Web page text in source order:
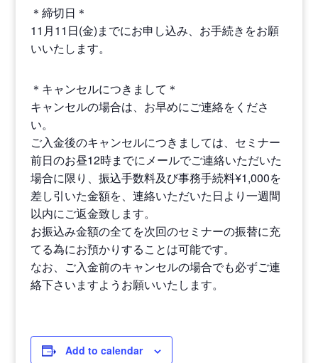
＊締切日＊
11月11日(金)までにお申し込み、お手続きをお願
いいたします。
＊キャンセルにつきまして＊
キャンセルの場合は、お早めにご連絡をくださ
い。
ご入金後のキャンセルにつきましては、セミナー
前日のお昼12時までにメールでご連絡いただいた
場合に限り、振込手数料及び事務手続料¥1,000を
差し引いた金額を、連絡いただいた日より一週間
以内にご返金致します。
お振込み金額の全てを次回のセミナーの振替に充
てる為にお預かりすることは可能です。
なお、ご入金前のキャンセルの場合でも必ずご連
絡下さいますようお願いいたします。
Add to calendar